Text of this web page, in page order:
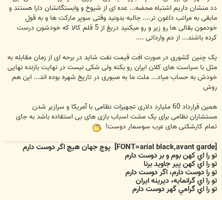
دد منشان داریم اشتباه محضه... عده ای از شیوخ و وابستگانشان دارا هستند و
مابقی به مراتب داغون تر.... جالبه بدونید وقتی سوپر مارکت ها و به قول
خودمون بقالی ها رو زیر و رو میکنید دریغ از 5 قلم کالا که خودشون درست
کرده باشند... از دم وارداتی ....
یک چنین کشوری در صورت افت قیمت نفت شاید در برحه ای از زمان مقابله به
مثل با سیاست های کلان ایران رو بکنه ولی شکی نیست در نهایت بازنده نهایی
خودش به حساب میاد... ملت ما به صبوری در تاریخ شهره بوده اند... این هم
روش
همین قرارداد 60 ملیارد دلاری تجهیزات نظامی با آمریکا و سرازیر شدن
مستشاران نظامی برای یک مشت اسباب بازی های بی استفاده باشد به جای
تمام کارشکنی های عرب سوسمار دوست!
[FONT=arial black,avant garde] پوچ جهان هيچ اگر دوست دارم
تو را اي كهن بوم و بر دوست دارم
تو را اي كهن پير جاويد برنا
تو را دوست دارم، اگر دوست دارم
تو را اي گرانمايه، ديرينه ايران
تو را اي گرامي گهر دوست دارم